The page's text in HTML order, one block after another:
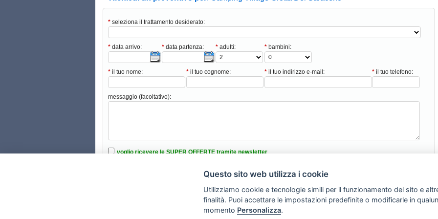
*seleziona il trattamento desiderato:
*data arrivo: *data partenza: *adulti: *bambini:
*il tuo nome: *il tuo cognome: *il tuo indirizzo e-mail: *il tuo telefono:
messaggio (facoltativo):
voglio ricevere le SUPER OFFERTE tramite newsletter
ho letto e accettato le condizioni nell’informativa sulla privacy
Torna Su
Questo sito web utilizza i cookie
Utilizziamo cookie e tecnologie simili per il funzionamento del sito e
finalità. Puoi accettare le impostazioni predefinite o modificarle in
momento Personalizza.